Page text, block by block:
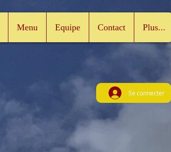
Menu Equipe Contact Plus...
Se connecter